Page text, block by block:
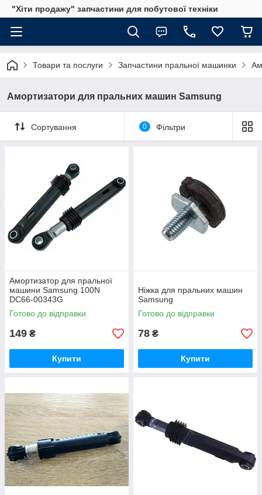
"Хіти продажу" запчастини для побутової техніки
Товари та послуги Запчастини пральної машинки
Амортизатори для пральних машин Samsung
Сортування 0 Фільтри
Амортизатор для пральної
машини Samsung 100N
DC66-00343G
Готово до відправки
149 ₴
Купити
Ніжка для пральних машин
Samsung
Готово до відправки
78 ₴
Купити